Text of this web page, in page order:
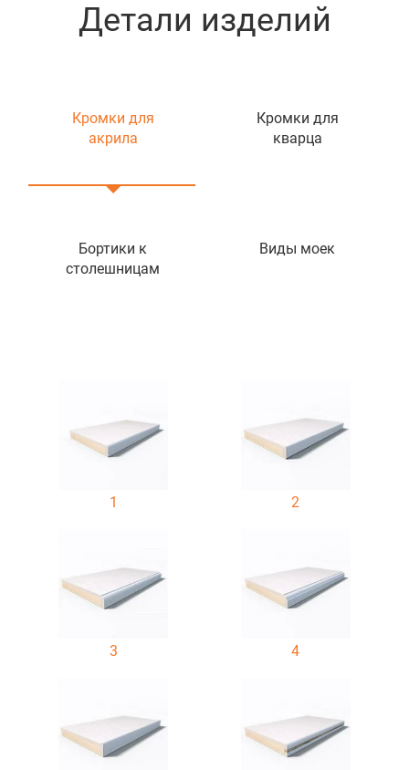
Детали изделий
Кромки для
акрила
Кромки для
кварца
Бортики к
столешницам
Виды моек
1 2
3 4